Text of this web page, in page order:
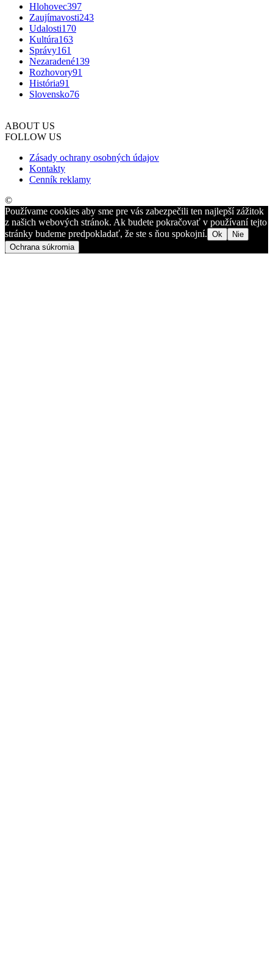
Hlohovec397
Zaujímavosti243
Udalosti170
Kultúra163
Správy161
Nezaradené139
Rozhovory91
História91
Slovensko76
ABOUT US
FOLLOW US
Zásady ochrany osobných údajov
Kontakty
Cenník reklamy
©
Používame cookies aby sme pre vás zabezpečili ten najlepší zážitok
z našich webových stránok. Ak budete pokračovať v používaní tejto
stránky budeme predpokladať, že ste s ňou spokojní. Ok
Nie
Ochrana súkromia